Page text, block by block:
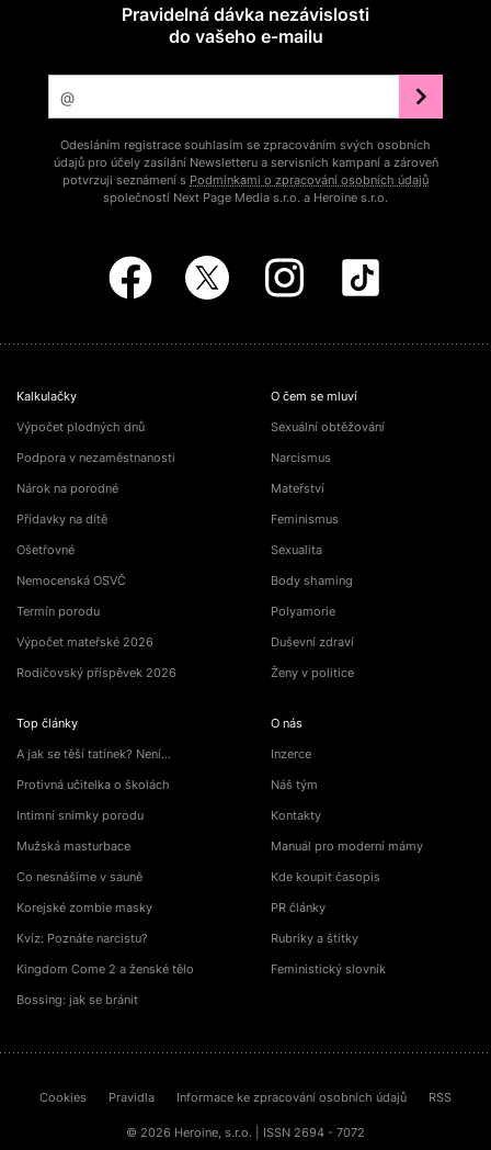
Pravidelná dávka nezávislosti
do vašeho e‑mailu
Odesláním registrace souhlasím se zpracováním svých osobních
údajů pro účely zasílání Newsletteru a servisních kampaní a zároveň
potvrzuji seznámení s Podmínkami o zpracování osobních údajů
společností Next Page Media s.r.o. a Heroine s.r.o.
Kalkulačky
Výpočet plodných dnů
Podpora v nezaměstnanosti
Nárok na porodné
Přídavky na dítě
Ošetřovné
Nemocenská OSVČ
Termín porodu
Výpočet mateřské 2026
Rodičovský příspěvek 2026
Top články
A jak se těší tatínek? Není…
Protivná učitelka o školách
Intimní snímky porodu
Mužská masturbace
Co nesnášíme v sauně
Korejské zombie masky
Kvíz: Poznáte narcistu?
Kingdom Come 2 a ženské tělo
Bossing: jak se bránit
O čem se mluví
Sexuální obtěžování
Narcismus
Mateřství
Feminismus
Sexualita
Body shaming
Polyamorie
Duševní zdraví
Ženy v politice
O nás
Inzerce
Náš tým
Kontakty
Manuál pro moderní mámy
Kde koupit časopis
PR články
Rubriky a štítky
Feministický slovník
Cookies Pravidla Informace ke zpracování osobních údajů RSS
© 2026 Heroine, s.r.o. | ISSN 2694 - 7072